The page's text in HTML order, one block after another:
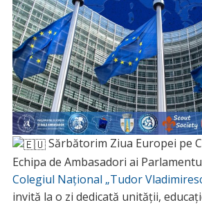
Sărbătorim Ziua Europei pe
Echipa de Ambasadori ai
Colegiul Național „Tudor
invită la o zi dedicată unității,